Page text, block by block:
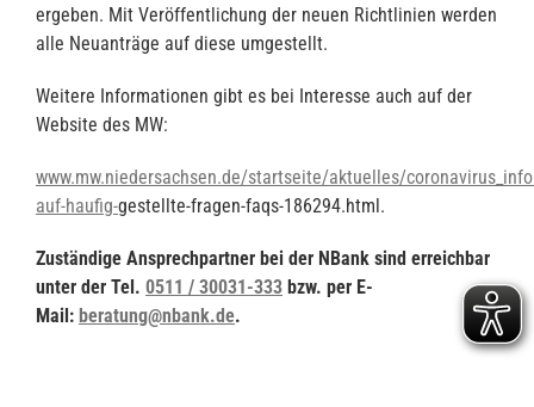
ergeben. Mit Veröffentlichung der neuen Richtlinien werden
alle Neuanträge auf diese umgestellt.
Weitere Informationen gibt es bei Interesse auch auf der
Website des MW:
www.mw.niedersachsen.de/startseite/aktuelles/
auf-haufig-gestellte-fragen-faqs-186294.html.
Zuständige Ansprechpartner bei der NBank sind erreichbar
unter der Tel. 0511 / 30031-333 bzw. per E-
Mail: beratung@nbank.de.